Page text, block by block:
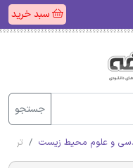
سبد خرید
جستجو
و علوم محیط زیست